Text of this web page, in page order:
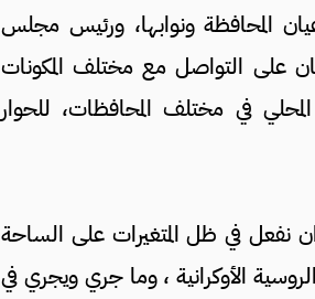
المحافظة ونوابها، ورئيس مجلس
على التواصل مع مختلف المكونات
في مختلف المحافظات، للحوار
ان نفعل في ظل المتغيرات على الساحة
الأوكرانية ، وما جري ويجري في